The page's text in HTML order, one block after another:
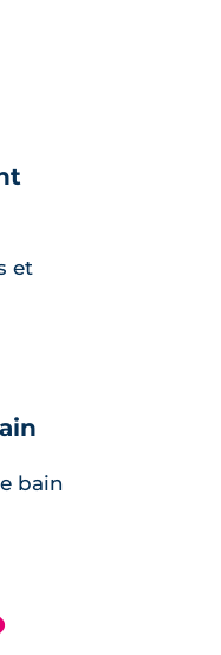
en main rapide
des
30x30 cm,
de bois,
et
bain